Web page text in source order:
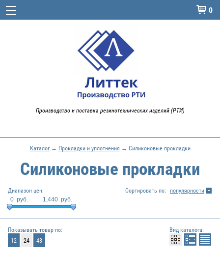
 0
Производство и поставка резинотехнических изделий (РТИ)
Каталог→ Прокладки и уплотнения → Силиконовые прокладки
Силиконовые прокладки
Диапазон цен:
0 руб. 1,440 руб.
Сортировать по: популярности
Показывать товар по:
12
24 48
Вид каталога: